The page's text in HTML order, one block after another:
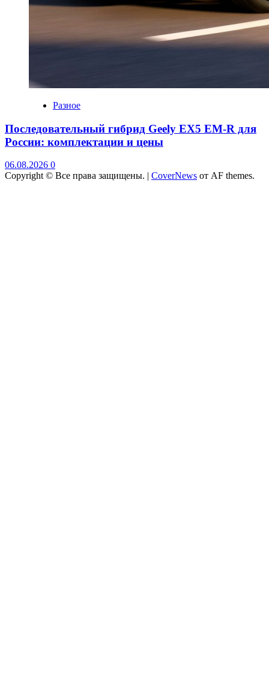
Разное
Последовательный гибрид Geely EX5 EM-R для
России: комплектации и цены
06.08.2026 0
Copyright © Все права защищены. | CoverNews от AF themes.